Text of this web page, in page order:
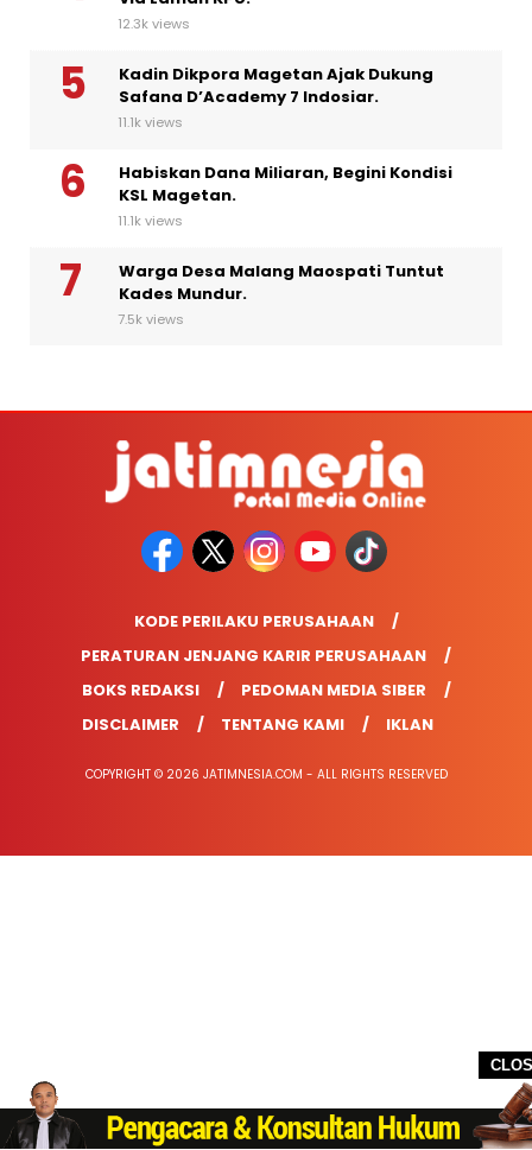
12.3k views
Kadin Dikpora Magetan Ajak Dukung
Safana D’Academy 7 Indosiar.
11.1k views
Habiskan Dana Miliaran, Begini Kondisi
KSL Magetan.
11.1k views
Warga Desa Malang Maospati Tuntut
Kades Mundur.
7.5k views
KODE PERILAKU PERUSAHAAN
PERATURAN JENJANG KARIR PERUSAHAAN
BOKS REDAKSI
PEDOMAN MEDIA SIBER
DISCLAIMER
TENTANG KAMI IKLAN
COPYRIGHT © 2026 JATIMNESIA.COM - ALL RIGHTS RESERVED